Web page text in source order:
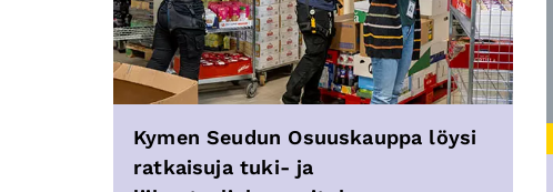
Kymen Seudun Osuuskauppa löysi
ratkaisuja tuki- ja